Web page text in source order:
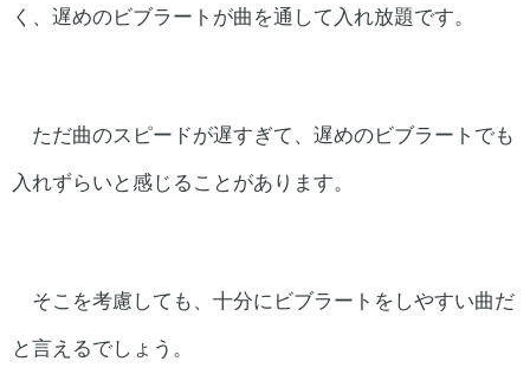
く、遅めのビブラートが曲を通して入れ放題です。
ただ曲のスピードが遅すぎて、遅めのビブラートでも
入れずらいと感じることがあります。
そこを考慮しても、十分にビブラートをしやすい曲だ
と言えるでしょう。